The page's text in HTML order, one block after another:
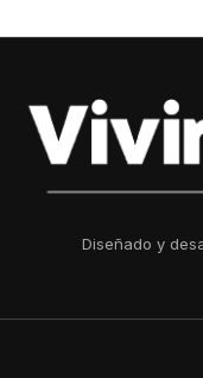
Diseñado y